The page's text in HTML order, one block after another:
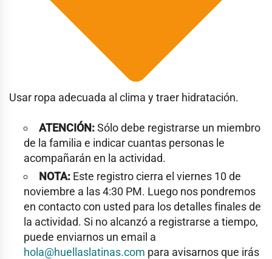
Usar ropa adecuada al clima y traer hidratación.
ATENCIÓN:Sólo debe registrarse un miembro
de la familia e indicar cuantas personas le
acompañarán en la actividad.
NOTA: Este registro cierra el viernes 10 de
noviembre a las 4:30 PM. Luego nos pondremos
en contacto con usted para los detalles finales de
la actividad. Si no alcanzó a registrarse a tiempo,
puede enviarnos un email a
hola@huellaslatinas.com para avisarnos que irás